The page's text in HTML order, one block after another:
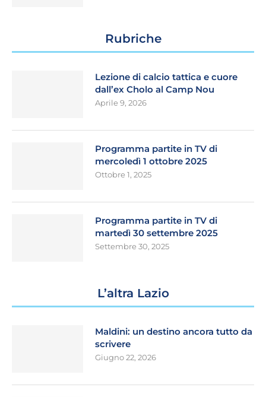
Rubriche
Lezione di calcio tattica e cuore
dall’ex Cholo al Camp Nou
Aprile 9, 2026
Programma partite in TV di
mercoledì 1 ottobre 2025
Ottobre 1, 2025
Programma partite in TV di
martedì 30 settembre 2025
Settembre 30, 2025
L’altra Lazio
Maldini: un destino ancora tutto da
scrivere
Giugno 22, 2026